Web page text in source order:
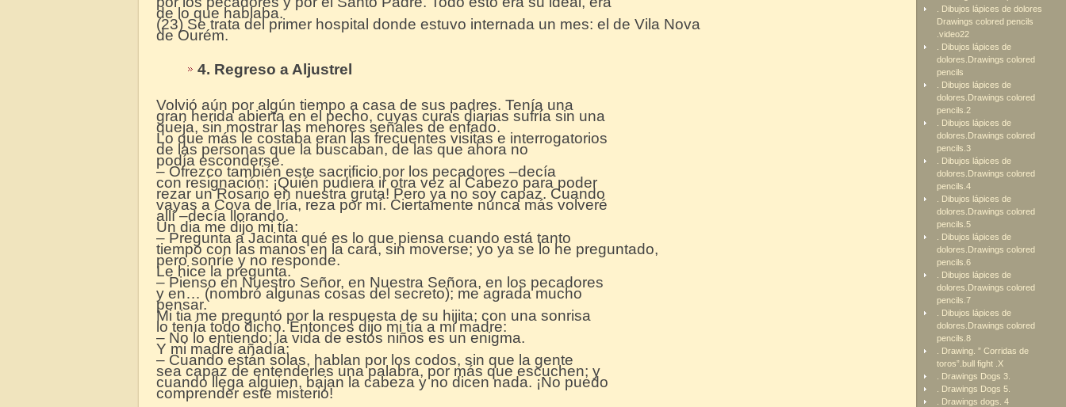
de lo que hablaba.
(23) Se trata del primer hospital donde estuvo internada un mes: el de Vila Nova
de Ourém.
4. Regreso a Aljustrel
Volvió aún por algún tiempo a casa de sus padres. Tenía una
gran herida abierta en el pecho, cuyas curas diarias sufría sin una
queja, sin mostrar las menores señales de enfado.
Lo que más le costaba eran las frecuentes visitas e interrogatorios
de las personas que la buscaban, de las que ahora no
podía esconderse.
– Ofrezco también este sacrificio por los pecadores –decía
con resignación: ¡Quién pudiera ir otra vez al Cabezo para poder
rezar un Rosario en nuestra gruta! Pero ya no soy capaz. Cuando
vayas a Cova de Iría, reza por mí. Ciertamente nunca más volveré
allí –decía llorando.
Un dia me dijo mi tía:
– Pregunta a Jacinta qué es lo que piensa cuando está tanto
tiempo con las manos en la cara, sin moverse; yo ya se lo he preguntado,
pero sonríe y no responde.
Le hice la pregunta.
– Pienso en Nuestro Señor, en Nuestra Señora, en los pecadores
y en… (nombró algunas cosas del secreto); me agrada mucho
pensar.
Mi tia me preguntó por la respuesta de su hijita; con una sonrisa
lo tenía todo dicho. Entonces dijo mi tía a mi madre:
– No lo entiendo; la vida de estos niños es un enigma.
Y mi madre añadía:
– Cuando están solas, hablan por los codos, sin que la gente
sea capaz de entenderles una palabra, por más que escuchen; y
cuando llega alguien, bajan la cabeza y no dicen nada. ¡No puedo
comprender este misterio!
. Dibujos lápices de dolores
Drawings colored pencils
.video22
. Dibujos lápices de
dolores.Drawings colored
pencils
. Dibujos lápices de
dolores.Drawings colored
pencils.2
. Dibujos lápices de
dolores.Drawings colored
pencils.3
. Dibujos lápices de
dolores.Drawings colored
pencils.4
. Dibujos lápices de
dolores.Drawings colored
pencils.5
. Dibujos lápices de
dolores.Drawings colored
pencils.6
. Dibujos lápices de
dolores.Drawings colored
pencils.7
. Dibujos lápices de
dolores.Drawings colored
pencils.8
. Drawing. ” Corridas de
toros”.bull fight .X
. Drawings Dogs 3.
. Drawings Dogs 5.
. Drawings dogs. 4